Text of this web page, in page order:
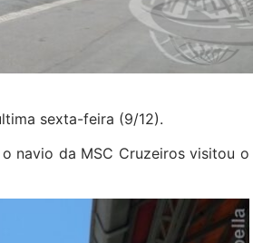
sexta-feira (9/12).
navio da MSC Cruzeiros visitou o